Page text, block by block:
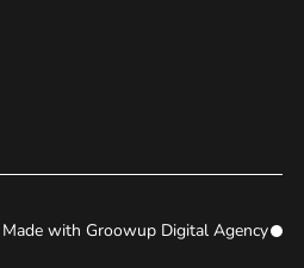
Made with Groowup Digital Agency